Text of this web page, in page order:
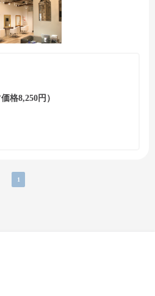
格8,250円）
1